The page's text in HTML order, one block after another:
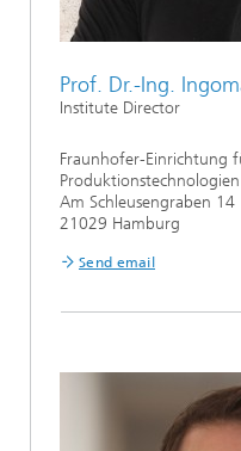
Prof. Dr.-Ing.
Institute Director
Fraunhofer-Einrichtung
Produktionstechnologien
Am Schleusengraben 14
21029 Hamburg
Send email